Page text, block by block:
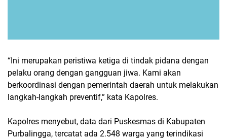
“Ini merupakan peristiwa ketiga di tindak pidana dengan
pelaku orang dengan gangguan jiwa. Kami akan
berkoordinasi dengan pemerintah daerah untuk melakukan
langkah-langkah preventif,” kata Kapolres.
Kapolres menyebut, data dari Puskesmas di Kabupaten
Purbalingga, tercatat ada 2.548 warga yang terindikasi